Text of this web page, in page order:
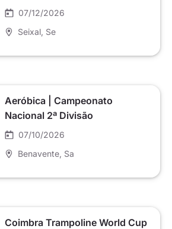
07/12/2026
Seixal , Se
Aeróbica | Campeonato
Nacional 2ª Divisão
07/10/2026
Benavente , Sa
Coimbra Trampoline World Cup